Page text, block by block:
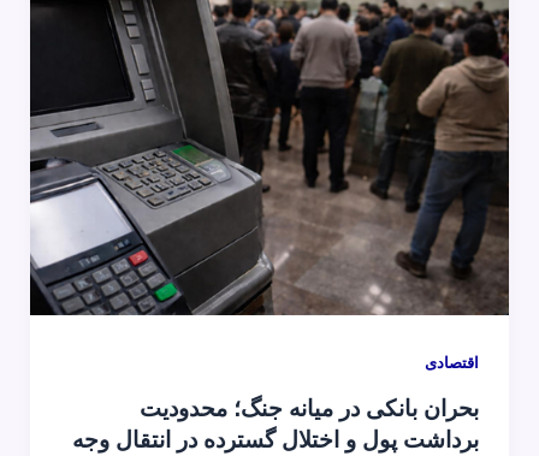
اقتصادی
بحران بانکی در میانه جنگ؛ محدودیت
برداشت پول و اختلال گسترده در انتقال وجه